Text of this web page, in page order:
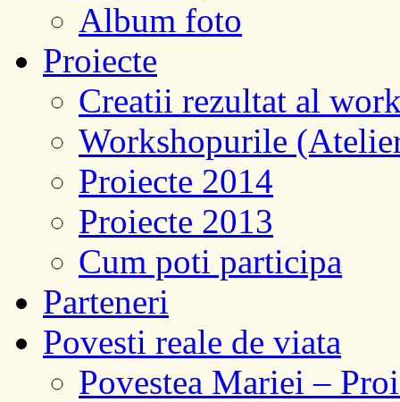
Album foto
Proiecte
Creatii rezultat al
Workshopurile
Proiecte 2014
Proiecte 2013
Cum poti participa
Parteneri
Povesti reale de viata
Povestea Mariei –